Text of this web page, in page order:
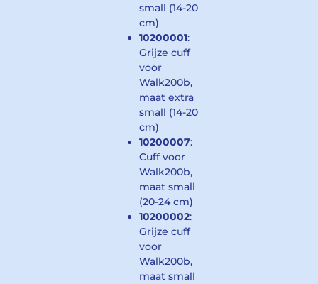
small (14-20
cm)
10200001:
Grijze cuff
voor
Walk200b,
maat extra
small (14-20
cm)
10200007:
Cuff voor
Walk200b,
maat small
(20-24 cm)
10200002:
Grijze cuff
voor
Walk200b,
maat small